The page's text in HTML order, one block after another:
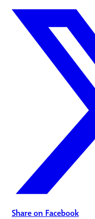
Share on Facebook